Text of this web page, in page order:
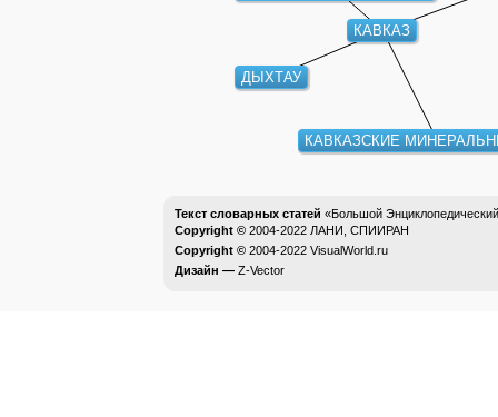
КАВКАЗ
КАВКАЗСКИЕ
ДЫХТАУ
Текст словарных статей «Большой
Copyright © 2004-2022 ЛАНИ, СПИИРАН
Copyright © 2004-2022 VisualWorld.ru
Дизайн — Z-Vector